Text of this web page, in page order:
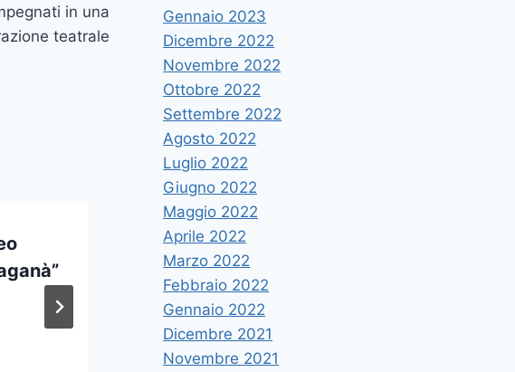
in una
teatrale
Il vice ministro dell’Economia
sen. Morando in visita all’Ateneo
Dimirrera 16 Maggio 2015
Gennaio 2023
Dicembre 2022
Novembre 2022
Ottobre 2022
Settembre 2022
Agosto 2022
Luglio 2022
Giugno 2022
Maggio 2022
Aprile 2022
Marzo 2022
Febbraio 2022
Gennaio 2022
Dicembre 2021
Novembre 2021